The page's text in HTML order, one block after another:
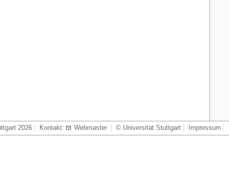
2026 Kontakt: Webmaster © Universität Stuttgart Impressum